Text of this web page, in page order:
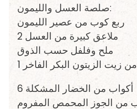
صلصة العسل والليمون:
ربع كوب من عصير الليمون
2 ملاعق كبيرة من العسل
ملح وفلفل حسب الذوق
زيت الزيتون البكر الفاخر
6 أكواب من الخضار المشكلة
الجوز المحمص المفروم